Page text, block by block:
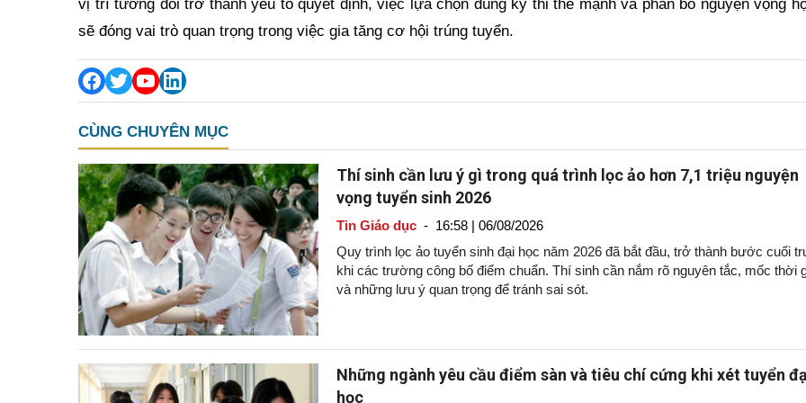
vị trí tương đối trở thành yếu tố quyết định, việc lựa chọn đúng kỳ thi thế mạnh và phân bổ nguyện vọng
sẽ đóng vai trò quan trọng trong việc gia tăng cơ hội trúng tuyển.
CÙNG CHUYÊN MỤC
Thí sinh cần lưu ý gì trong quá trình lọc ảo hơn 7,1 triệu nguyện
vọng tuyển sinh 2026
Tin Giáo dục- 16:58 | 06/08/2026
Quy trình lọc ảo tuyển sinh đại học năm 2026 đã bắt đầu, trở thành bước cuối
khi các trường công bố điểm chuẩn. Thí sinh cần nắm rõ nguyên tắc, mốc thời
và những lưu ý quan trọng để tránh sai sót.
Những ngành yêu cầu điểm sàn và tiêu chí cứng khi xét tuyển
học